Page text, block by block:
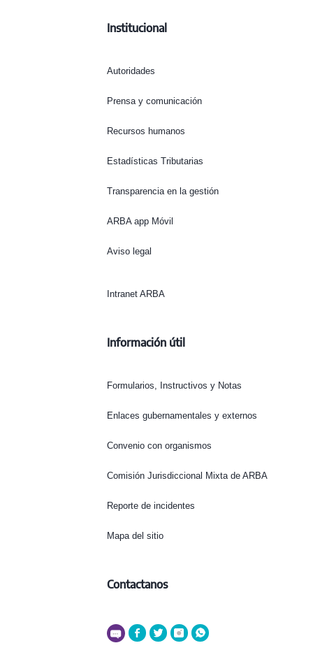
Institucional
Autoridades
Prensa y comunicación
Recursos humanos
Estadísticas Tributarias
Transparencia en la gestión
ARBA app Móvil
Aviso legal
Intranet ARBA
Información útil
Formularios, Instructivos y Notas
Enlaces gubernamentales y externos
Convenio con organismos
Comisión Jurisdiccional Mixta de ARBA
Reporte de incidentes
Mapa del sitio
Contactanos